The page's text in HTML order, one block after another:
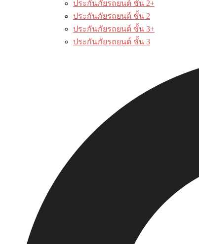
ประกันภัยรถยนต์ ชั้น 2+
ประกันภัยรถยนต์ ชั้น 2
ประกันภัยรถยนต์ ชั้น 3+
ประกันภัยรถยนต์ ชั้น 3